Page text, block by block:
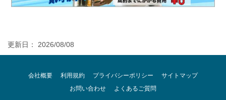
更新日： 2026/08/08
会社概要 利用規約 プライバシーポリシー
サイトマップ
お問い合わせ
よくあるご質問